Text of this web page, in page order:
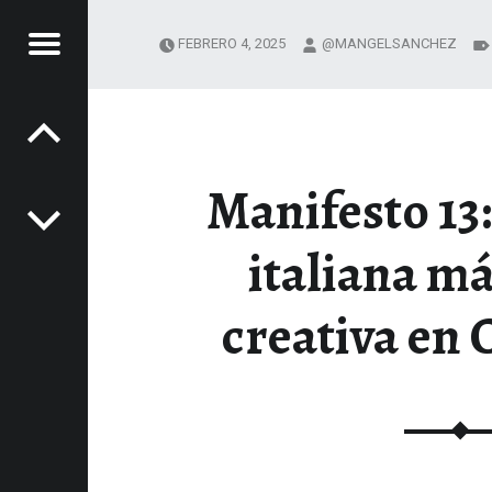
GASTRONÓMICAS
Menú
Manifesto
italiana
creativa en
FEBRERO 4, 2025 @MANGELSANCHEZ